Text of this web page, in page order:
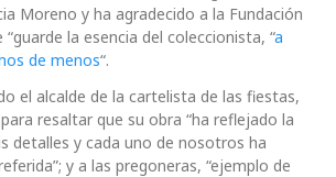
Moreno y ha agradecido a la Fundación
la esencia del coleccionista, “a
de menos“.
el alcalde de la cartelista de las fiestas,
resaltar que su obra “ha reflejado la
detalles y cada uno de nosotros ha
y a las pregoneras, “ejemplo de